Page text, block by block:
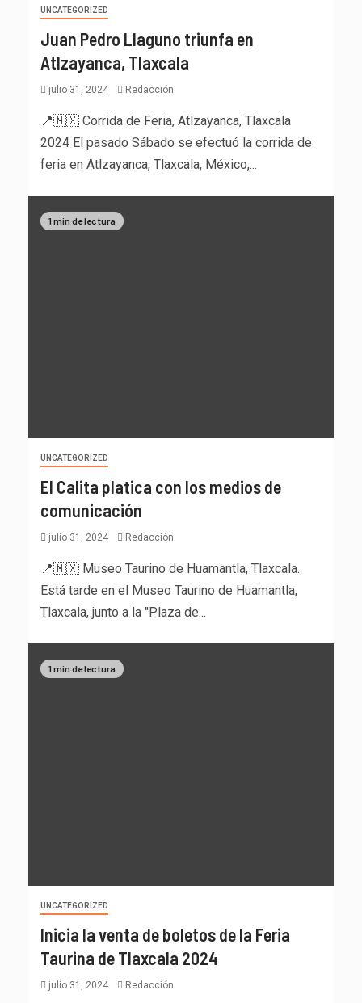
UNCATEGORIZED
Juan Pedro Llaguno triunfa en
Atlzayanca, Tlaxcala
julio 31, 2024 Redacción
📍🇲🇽 Corrida de Feria, Atlzayanca, Tlaxcala
2024 El pasado Sábado se efectuó la corrida de
feria en Atlzayanca, Tlaxcala, México,...
1 min de lectura
UNCATEGORIZED
El Calita platica con los medios de
comunicación
julio 31, 2024 Redacción
📍🇲🇽 Museo Taurino de Huamantla, Tlaxcala.
Está tarde en el Museo Taurino de Huamantla,
Tlaxcala, junto a la "Plaza de...
1 min de lectura
UNCATEGORIZED
Inicia la venta de boletos de la Feria
Taurina de Tlaxcala 2024
julio 31, 2024 Redacción